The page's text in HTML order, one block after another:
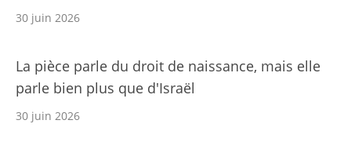
30 juin 2026
La pièce parle du droit de naissance, mais elle
parle bien plus que d'Israël
30 juin 2026